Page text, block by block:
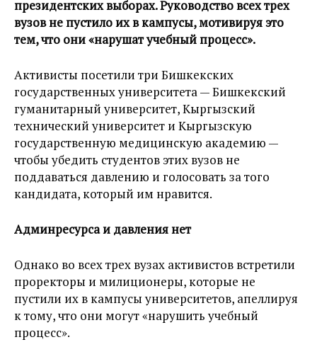
президентских выборах. Руководство всех трех
вузов не пустило их в кампусы, мотивируя это
тем, что они «нарушат учебный процесс».
Активисты посетили три Бишкекских
государственных университета — Бишкекский
гуманитарный университет, Кыргызский
технический университет и Кыргызскую
государственную медицинскую академию —
чтобы убедить студентов этих вузов не
поддаваться давлению и голосовать за того
кандидата, который им нравится.
Админресурса и давления нет
Однако во всех трех вузах активистов встретили
проректоры и милиционеры, которые не
пустили их в кампусы университетов, апеллируя
к тому, что они могут «нарушить учебный
процесс».